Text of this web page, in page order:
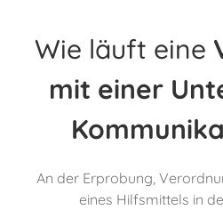
Wie läuft eine
mit einer
An der Erprobung,
eines Hilfsmittels in